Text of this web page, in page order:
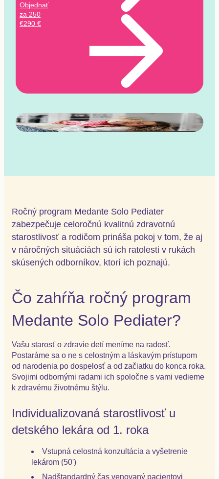
Objednať
za 250
€290 €
Ročný program Medante Solo Pediater
zabezpečuje celoročnú kvalitnú zdravotnú
starostlivosť a rodičom prináša pokoj v tom, že aj
v náročných situáciách sú ich ratolesti v rukách
skúsených odborníkov, ktorí ich poznajú.
Čo zahŕňa ročný program
Medante Solo Pediater?
Vašu starosť o zdravie detí meníme na radosť.
Postaráme sa o ne s celostným a láskavým prístupom
od narodenia po dospelosť a od začiatku do konca roka.
Svojimi odbornými radami ich spoločne s vami vedieme
k zdravému životnému štýlu.
Individualizovaná starostlivosť u
detského lekára od 1. roka
Vstupná celostná konzultácia a vyšetrenie
lekárom (50')
Nadštandardný čas venovaný pacientovi